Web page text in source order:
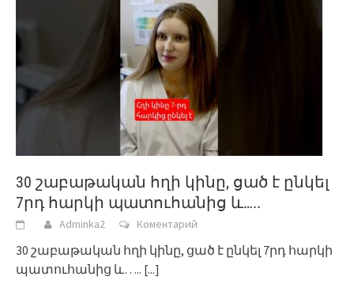
30 շաբաթական հղի կինը, ցած է ընկել
7րդ հարկի պատուհանից և…..
Adminka2 Коментарий
30 շաբաթական հղի կինը, ցած է ընկել 7րդ հարկի
պատուհանից և….. [...]